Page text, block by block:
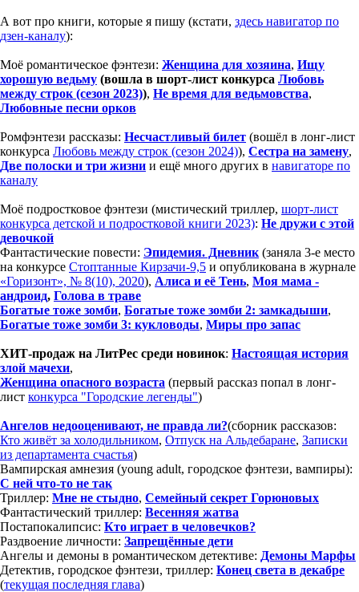
А вот про книги, которые я пишу (кстати, здесь навигатор по
дзен-каналу):
Моё романтическое фэнтези: Женщина для хозяина, Ищу
хорошую ведьму (вошла в шорт-лист конкурса Любовь
между строк (сезон 2023)), Не время для ведьмовства,
Любовные песни орков
Ромфэнтези рассказы: Несчастливый билет (вошёл в лонг-лист
конкурса Любовь между строк (сезон 2024)), Сестра на замену,
Две полоски и три жизни и ещё много других в навигаторе по
каналу
Моё подростковое фэнтези (мистический триллер, шорт-лист
конкурса детской и подростковой книги 2023): Не дружи с этой
девочкой
Фантастические повести: Эпидемия. Дневник (заняла 3-е место
на конкурсе Стоптанные Кирзачи-9,5 и опубликована в журнале
«Горизонт», № 8(10), 2020), Алиса и её Тень, Моя мама -
андроид, Голова в траве
Богатые тоже зомби, Богатые тоже зомби 2: замкадыши,
Богатые тоже зомби 3: кукловоды, Миры про запас
ХИТ-продаж на ЛитРес среди новинок: Настоящая история
злой мачехи,
Женщина опасного возраста (первый рассказ попал в лонг-
лист конкурса "Городские легенды")
Ангелов недооценивают, не правда ли?(сборник рассказов:
Кто живёт за холодильником, Отпуск на Альдебаране, Записки
из департамента счастья)
Вампирская амнезия (young adult, городское фэнтези, вампиры):
С ней что-то не так
Триллер: Мне не стыдно, Семейный секрет Горюновых
Фантастический триллер: Весенняя жатва
Постапокалипсис: Кто играет в человечков?
Раздвоение личности: Запрещённые дети
Ангелы и демоны в романтическом детективе: Демоны Марфы
Детектив, городское фэнтези, триллер: Конец света в декабре
(текущая последняя глава)